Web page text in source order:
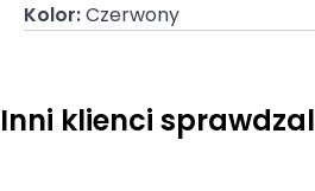
Kolor:Czerwony
Inni klienci